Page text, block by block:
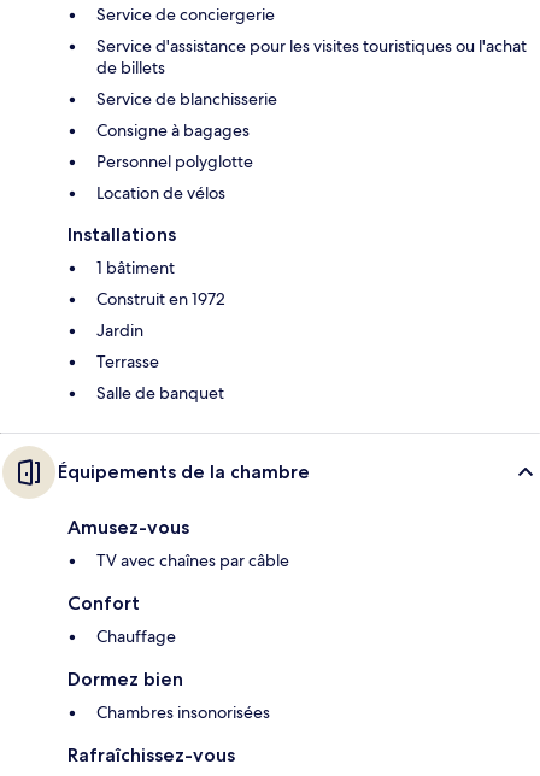
Service de conciergerie
Service d'assistance pour les visites touristiques ou l'achat
de billets
Service de blanchisserie
Consigne à bagages
Personnel polyglotte
Location de vélos
Installations
1 bâtiment
Construit en 1972
Jardin
Terrasse
Salle de banquet
Équipements de la chambre
Amusez-vous
TV avec chaînes par câble
Confort
Chauffage
Dormez bien
Chambres insonorisées
Rafraîchissez-vous